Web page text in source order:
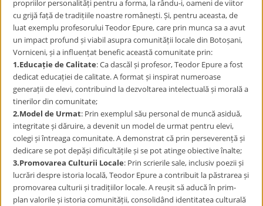
propriilor personalități pentru a forma, la rându-i, oameni de viitor
cu grijă față de tradițiile noastre românești. Și, pentru aceasta, de
luat exemplu profesorului Teodor Epure, care prin munca sa a avut
un impact profund și viabil asupra comunității locale din Botoșani,
Vorniceni, și a influențat benefic această comunitate prin:
1.Educație de Calitate: Ca dascăl și profesor, Teodor Epure a fost
dedicat educației de calitate. A format și inspirat numeroase
generații de elevi, contribuind la dezvoltarea intelectuală și morală a
tinerilor din comunitate;
2.Model de Urmat: Prin exemplul său personal de muncă asiduă,
integritate și dăruire, a devenit un model de urmat pentru elevi,
colegi și întreaga comunitate. A demonstrat că prin perseverență și
dedicare se pot depăși dificultățile și se pot atinge obiective înalte;
3.Promovarea Culturii Locale: Prin scrierile sale, inclusiv poezii și
lucrări despre istoria locală, Teodor Epure a contribuit la păstrarea și
promovarea culturii și tradițiilor locale. A reușit să aducă în prim-
plan valorile și istoria comunității, consolidând identitatea culturală